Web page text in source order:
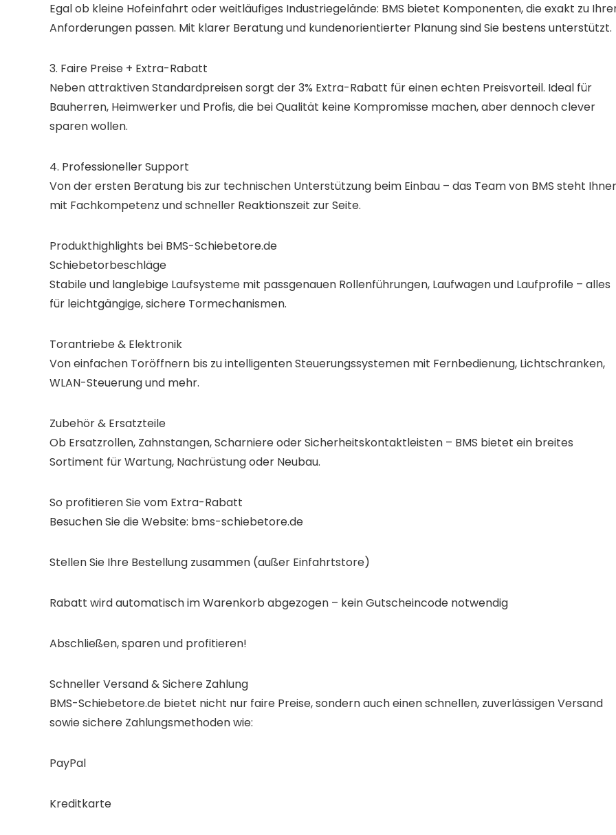
Egal ob kleine Hofeinfahrt oder weitläufiges Industriegelände: BMS bietet Komponenten, die exakt zu
Anforderungen passen. Mit klarer Beratung und kundenorientierter Planung sind Sie bestens unterstützt.
3. Faire Preise + Extra-Rabatt
Neben attraktiven Standardpreisen sorgt der 3% Extra-Rabatt für einen echten Preisvorteil. Ideal für
Bauherren, Heimwerker und Profis, die bei Qualität keine Kompromisse machen, aber dennoch clever
sparen wollen.
4. Professioneller Support
Von der ersten Beratung bis zur technischen Unterstützung beim Einbau – das Team von BMS steht
mit Fachkompetenz und schneller Reaktionszeit zur Seite.
Produkthighlights bei BMS-Schiebetore.de
Schiebetorbeschläge
Stabile und langlebige Laufsysteme mit passgenauen Rollenführungen, Laufwagen und Laufprofile – alles
für leichtgängige, sichere Tormechanismen.
Torantriebe & Elektronik
Von einfachen Toröffnern bis zu intelligenten Steuerungssystemen mit Fernbedienung, Lichtschranken,
WLAN-Steuerung und mehr.
Zubehör & Ersatzteile
Ob Ersatzrollen, Zahnstangen, Scharniere oder Sicherheitskontaktleisten – BMS bietet ein breites
Sortiment für Wartung, Nachrüstung oder Neubau.
So profitieren Sie vom Extra-Rabatt
Besuchen Sie die Website: bms-schiebetore.de
Stellen Sie Ihre Bestellung zusammen (außer Einfahrtstore)
Rabatt wird automatisch im Warenkorb abgezogen – kein Gutscheincode notwendig
Abschließen, sparen und profitieren!
Schneller Versand & Sichere Zahlung
BMS-Schiebetore.de bietet nicht nur faire Preise, sondern auch einen schnellen, zuverlässigen Versand
sowie sichere Zahlungsmethoden wie:
PayPal
Kreditkarte